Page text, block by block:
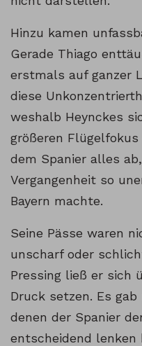
Hinzu kamen
Gerade Thiago
erstmals auf ganzer
diese
weshalb Heynckes
größeren
dem Spanier alles
Vergangenheit so
Bayern machte.
Seine Pässe waren
unscharf oder
Pressing ließ er sich
Druck setzen. Es
denen der Spanier
entscheidend